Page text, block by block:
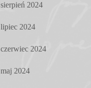
sierpień 2024
lipiec 2024
czerwiec 2024
maj 2024